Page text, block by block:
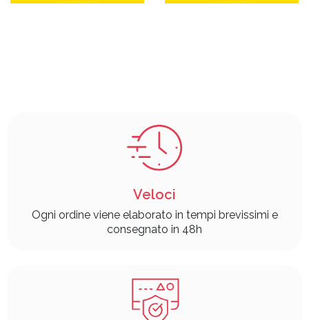
Veloci
Ogni ordine viene elaborato in tempi brevissimi e
consegnato in 48h